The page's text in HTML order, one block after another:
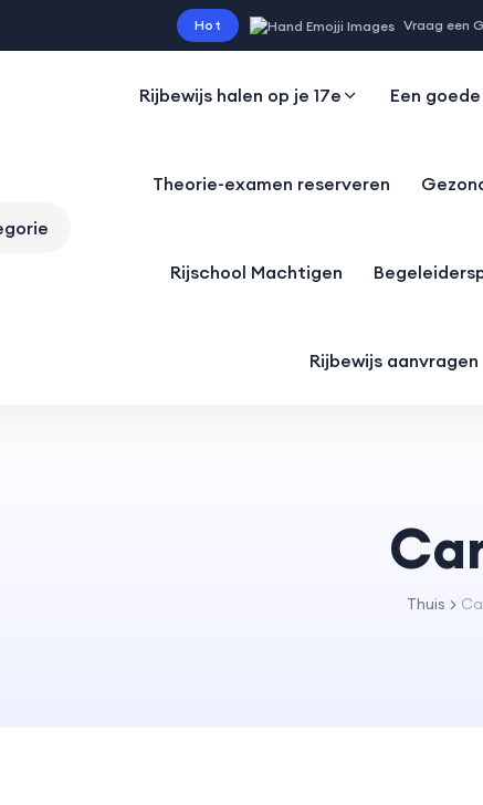
Hot Vraag een
Rijbewijs halen op je 17e Een
Theorie-examen reserveren
Rijschool Machtigen
Rijbewijs aanvragen
Thuis